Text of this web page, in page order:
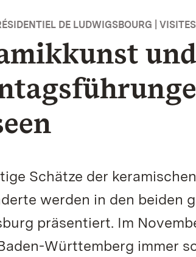
DE LUDWIGSBOURG |
Schätze der
werden in den beiden
präsentiert. Im
Württemberg immer